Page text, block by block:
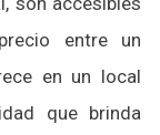
entre un
en un local
que brinda